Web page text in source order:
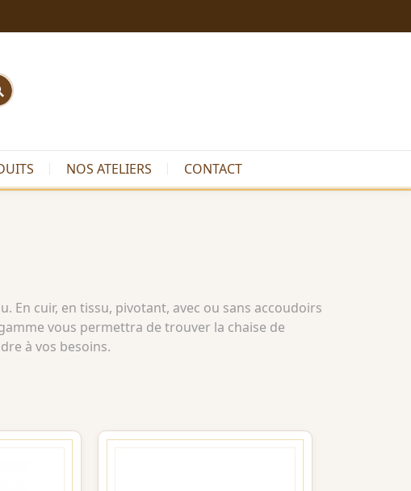
NOS ATELIERS CONTACT
En cuir, en tissu, pivotant, avec ou sans accoudoirs
vous permettra de trouver la chaise de
à vos besoins.